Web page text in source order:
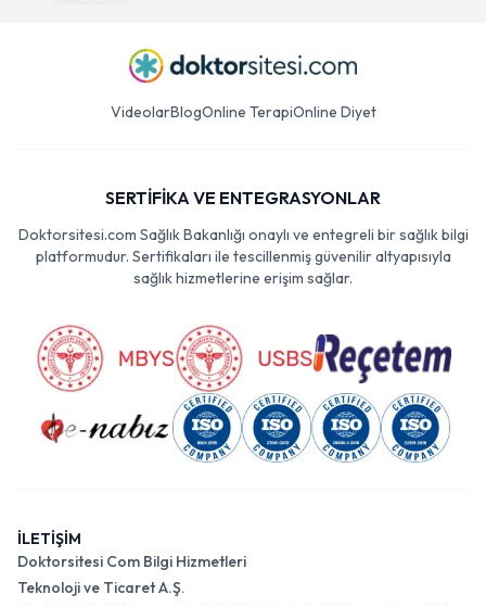
VideolarBlogOnline TerapiOnline Diyet
SERTİFİKA VE ENTEGRASYONLAR
Doktorsitesi.com Sağlık Bakanlığı onaylı ve entegreli bir sağlık bilgi
platformudur. Sertifikaları ile tescillenmiş güvenilir altyapısıyla
sağlık hizmetlerine erişim sağlar.
İLETİŞİM
Doktorsitesi Com Bilgi Hizmetleri
Teknoloji ve Ticaret A.Ş.